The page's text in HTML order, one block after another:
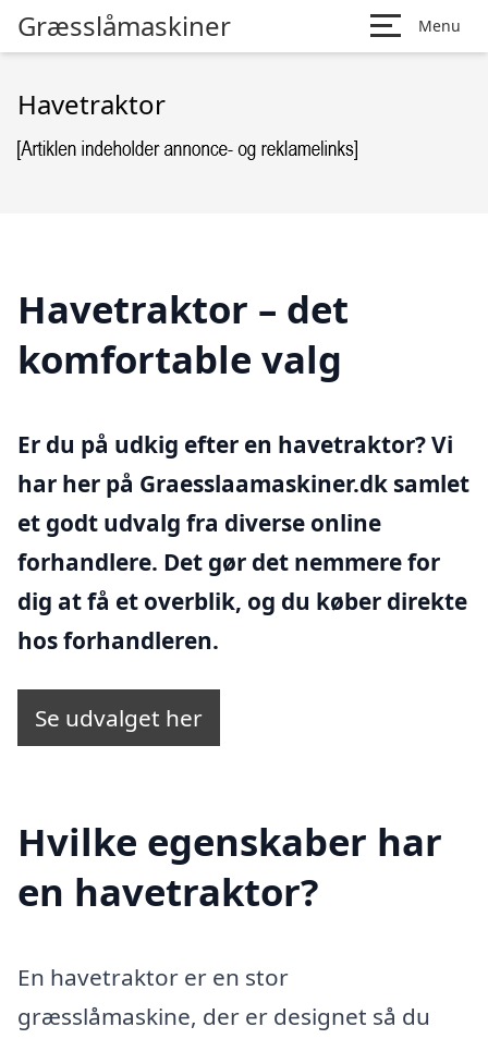
Græsslåmaskiner Menu
Havetraktor
Havetraktor – det
komfortable valg
Er du på udkig efter en havetraktor? Vi
har her på Graesslaamaskiner.dk samlet
et godt udvalg fra diverse online
forhandlere. Det gør det nemmere for
dig at få et overblik, og du køber direkte
hos forhandleren.
Se udvalget her
Hvilke egenskaber har
en havetraktor?
En havetraktor er en stor
græsslåmaskine, der er designet så du